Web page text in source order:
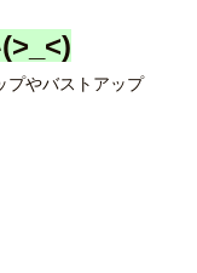
プやバストアップ